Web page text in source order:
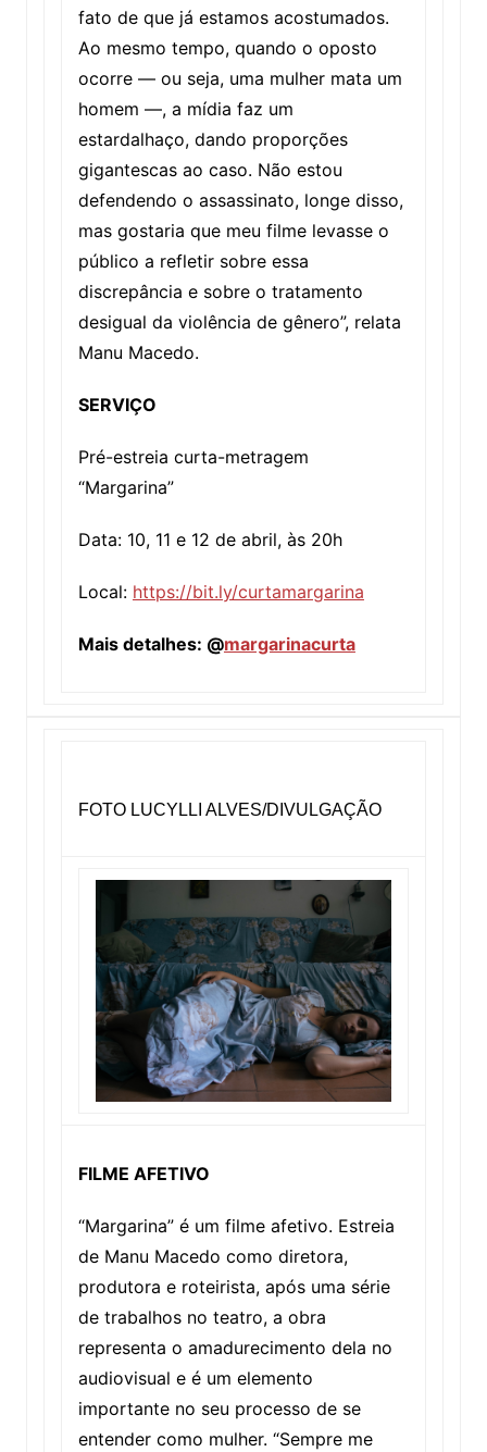
fato de que já estamos acostumados.
Ao mesmo tempo, quando o oposto
ocorre — ou seja, uma mulher mata um
homem —, a mídia faz um
estardalhaço, dando proporções
gigantescas ao caso. Não estou
defendendo o assassinato, longe disso,
mas gostaria que meu filme levasse o
público a refletir sobre essa
discrepância e sobre o tratamento
desigual da violência de gênero”, relata
Manu Macedo.
SERVIÇO
Pré-estreia curta-metragem
“Margarina”
Data: 10, 11 e 12 de abril, às 20h
Local: https://bit.ly/curtamargarina
Mais detalhes: @margarinacurta
FOTO LUCYLLI ALVES/DIVULGAÇÃO
FILME AFETIVO
“Margarina” é um filme afetivo. Estreia
de Manu Macedo como diretora,
produtora e roteirista, após uma série
de trabalhos no teatro, a obra
representa o amadurecimento dela no
audiovisual e é um elemento
importante no seu processo de se
entender como mulher. “Sempre me